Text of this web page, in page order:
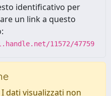
identificativo per
un link a questo
11572/47759
dati visualizzati non